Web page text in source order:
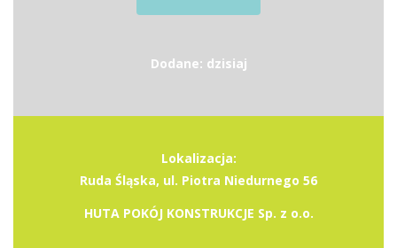
Dodane: dzisiaj
Lokalizacja:
Ruda Śląska, ul. Piotra Niedurnego 56
HUTA POKÓJ KONSTRUKCJE Sp. z o.o.